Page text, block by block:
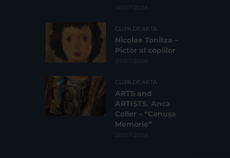
30/07/2026
CLIPA DE ARTA
Nicolae Tonitza –
Pictor al copiilor
29/07/2026
CLIPA DE ARTA
ARTS and
ARTISTS. Anca
Coller – “Cenușa
Memorie”
28/07/2026